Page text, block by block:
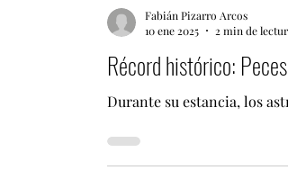
Fabián Pizarro Arcos
10 ene 2025
2 min de lectura
Récord histórico:
Durante su estancia, los